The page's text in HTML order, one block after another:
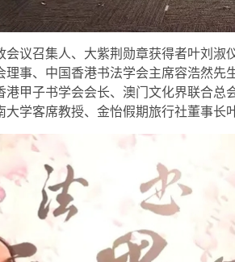
会议召集人、大紫荆勋章获得者叶刘淑
理事、中国香港书法学会主席容浩然先
港甲子书学会会长、澳门文化界联合总
大学客席教授、金怡假期旅行社董事长